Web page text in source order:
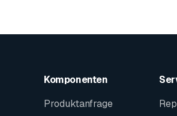
Komponenten
Produktanfrage